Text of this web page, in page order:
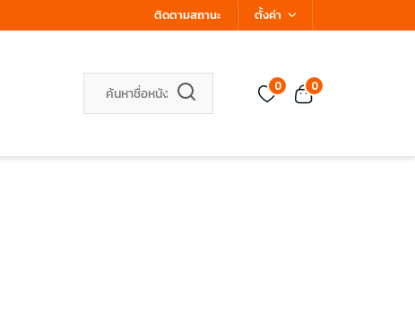
ติดตามสถานะ ตั้งค่า
0 0